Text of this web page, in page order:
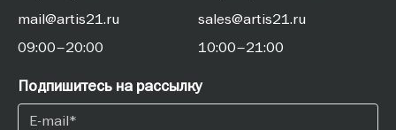
mail@artis21.ru
09:00–20:00
sales@artis21.ru
10:00–21:00
Подпишитесь на рассылку